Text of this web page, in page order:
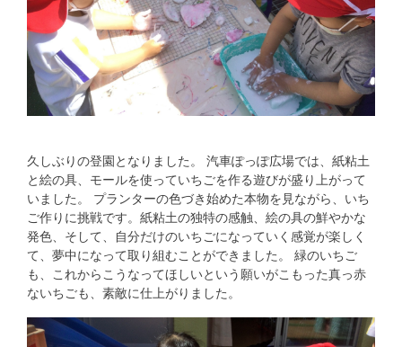
久しぶりの登園となりました。 汽車ぽっぽ広場では、紙粘土
と絵の具、モールを使っていちごを作る遊びが盛り上がって
いました。 プランターの色づき始めた本物を見ながら、いち
ご作りに挑戦です。紙粘土の独特の感触、絵の具の鮮やかな
発色、そして、自分だけのいちごになっていく感覚が楽しく
て、夢中になって取り組むことができました。 緑のいちご
も、これからこうなってほしいという願いがこもった真っ赤
ないちごも、素敵に仕上がりました。